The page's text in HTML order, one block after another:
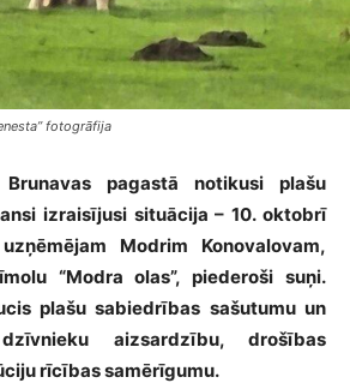
fotogrāfija
Brunavas pagastā notikusi plašu
izraisījusi situācija – 10. oktobrī
Modrim Konovalovam,
“Modra olas”, piederoši suņi.
plašu sabiedrības sašutumu un
aizsardzību, drošības
rīcības samērīgumu.